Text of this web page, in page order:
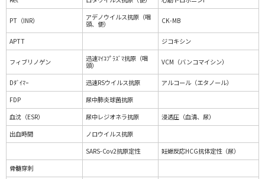
PT（INR）
アデノウイルス抗原（咽
頭、便）
CK-MB
APTT ジコキシン
フィブリノゲン
迅速ﾏｲｺﾌﾟﾗｽﾞﾏ抗原（咽
頭）
VCM（バンコマイシン）
Dﾀﾞｲﾏｰ 迅速RSウイルス抗原
アルコール（エタノール）
FDP
尿中肺炎球菌抗原
血沈（ESR）
尿中レジオネラ抗原
浸透圧（血清、尿）
出血時間
ノロウイルス抗原
SARS-Cov2抗原定性
妊娠反応HCG抗体定性（尿）
骨髄穿刺